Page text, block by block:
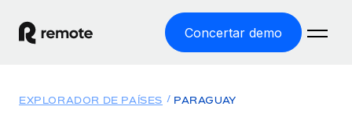
Concertar demo
EXPLORADOR DE PAÍSES PARAGUAY